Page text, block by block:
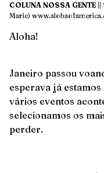
COLUNA NOSSA GENTE||
Marie)
Aloha!
Janeiro passou
esperava já estamos
vários eventos
selecionamos os
perder.